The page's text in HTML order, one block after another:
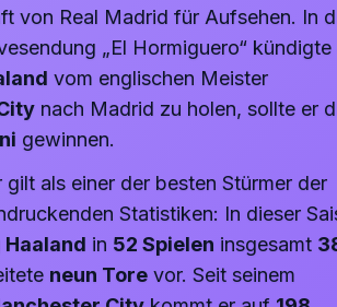
von Real Madrid für Aufsehen. In
„El Hormiguero“ kündigte
vom englischen Meister
nach Madrid zu holen, sollte er
gewinnen.
als einer der besten Stürmer der
Statistiken: In dieser
Haaland in 52 Spielen insgesamt
neun Tore vor. Seit seinem